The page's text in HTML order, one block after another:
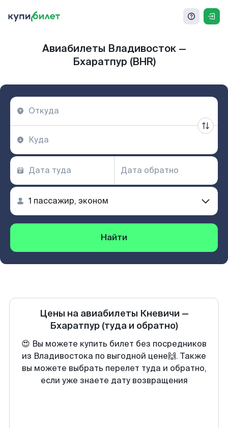
Авиабилеты Владивосток —
Бхаратпур (BHR)
Найти
Цены на авиабилеты Кневичи —
Бхаратпур (туда и обратно)
😍 Вы можете купить билет без посредников
из Владивостока по выгодной цене🙌. Также
вы можете выбрать перелет туда и обратно,
если уже знаете дату возвращения